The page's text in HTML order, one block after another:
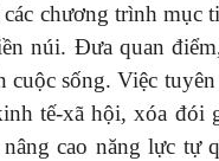
chương trình mục
núi. Đưa quan
sống. Việc
tế-xã hội, xóa đói
cao năng lực tự